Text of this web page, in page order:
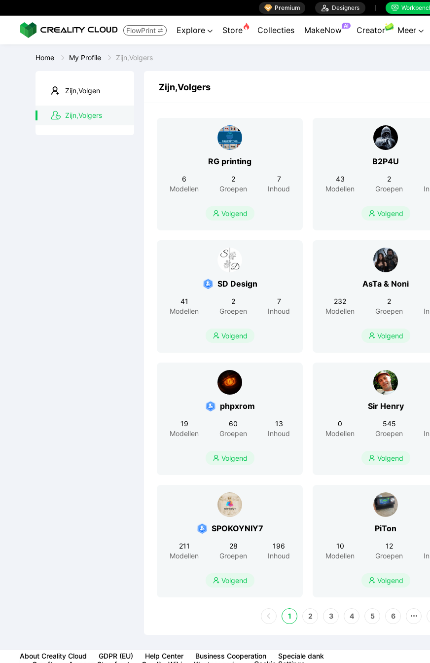
 Premium  Designers 
FlowPrint  Explore  Store Collecties MakeNow AI Creator Meer 
Home My Profile Zijn,Volgers
Zijn,Volgen
Zijn,Volgers
Zijn,Volgers
RG printing
6
Modellen
2
Groepen
7
Inhoud
 Volgend
B2P4U
43
Modellen
2
Groepen
 Volgend
SD Design
41
Modellen
2
Groepen
7
Inhoud
 Volgend
AsTa & Noni
232
Modellen
2
Groepen
 Volgend
phpxrom
19
Modellen
60
Groepen
13
Inhoud
 Volgend
Sir Henry
0
Modellen
545
Groepen
 Volgend
SPOKOYNIY7
211
Modellen
28
Groepen
196
Inhoud
 Volgend
PiTon
10
Modellen
12
Groepen
 Volgend
1 2 3 4 5 6
About Creality Cloud GDPR (EU) Help Center Business Cooperation
Speciale dank